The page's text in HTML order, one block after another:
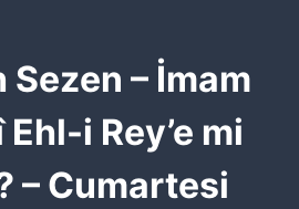
– İmam
i Rey’e mi
– Cumartesi